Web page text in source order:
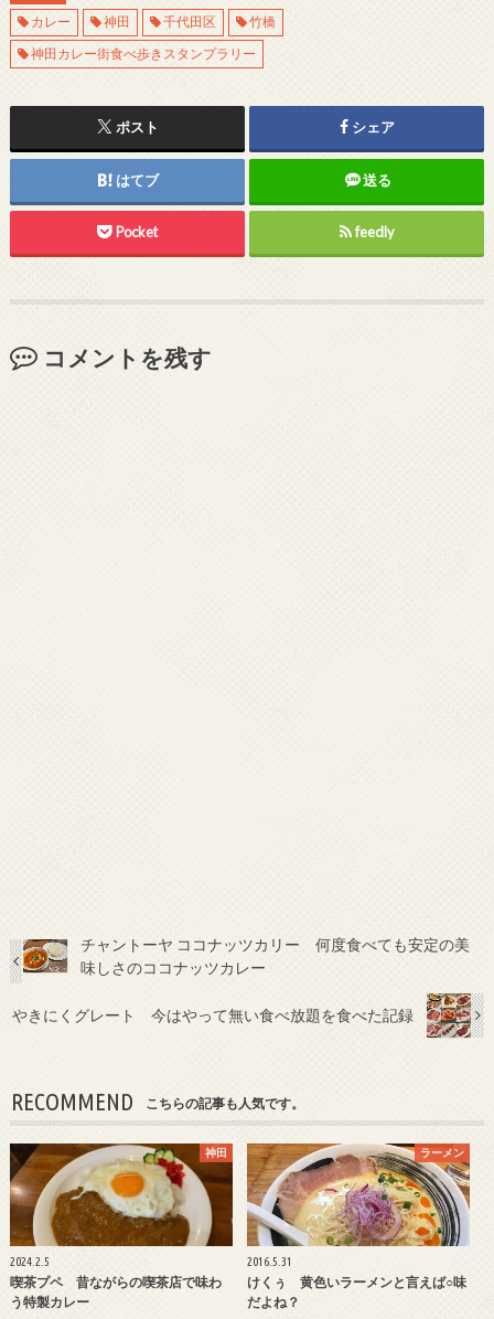
カレー
神田 千代田区
竹橋
神田カレー街食べ歩きスタンプラリー
ポスト シェア
はてブ 送る
Pocket feedly
コメントを残す
チャントーヤ ココナッツカリー 何度食べても安定の美
味しさのココナッツカレー
やきにくグレート 今はやって無い食べ放題を食べた記録
RECOMMEND こちらの記事も人気です。
神田
2024.2.5
喫茶プペ 昔ながらの喫茶店で味わ
う特製カレー
ラーメン
2016.5.31
けくぅ 黄色いラーメンと言えば○味
だよね？